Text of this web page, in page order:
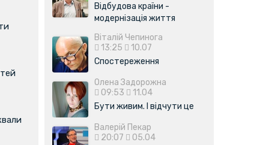
Відбудова країни -
модернізація життя
Віталій Чепинога
13:25
10.07
Спостереження
Олена Задорожна
09:53
11.04
Бути живим. І відчути це
Валерій Пекар
20:07
05.04